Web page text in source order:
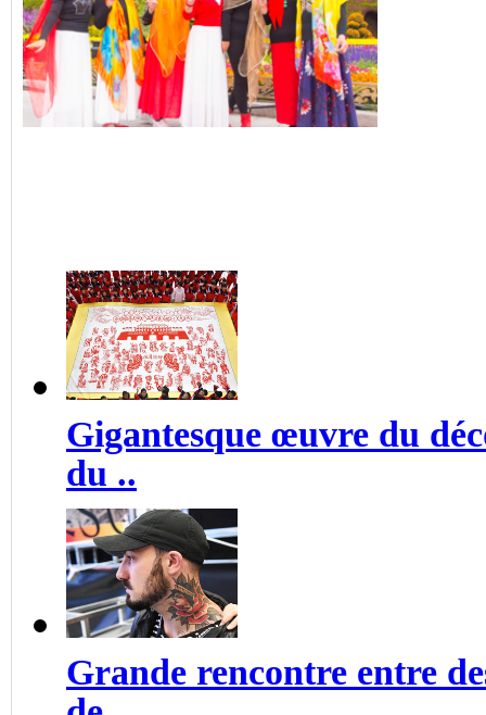
Gigantesque œuvre du
du ..
Grande rencontre entre